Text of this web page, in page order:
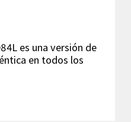
es una versión de
en todos los